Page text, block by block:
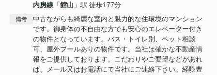
内房線 「館山 」駅 徒歩177分
備考
中古ながらも綺麗な室内と魅力的な住環境のマンション
です。御身体の不自由な方でも安心のエレベーター付き
の物件となっています。バス・トイレ別、ペット相談
可、屋外プールありの物件です。当社は確かな不動産情
報をご提供しております。こだわりやご要望などがあれ
ば、メール又はお電話にて当社にご連絡下さい。経験豊